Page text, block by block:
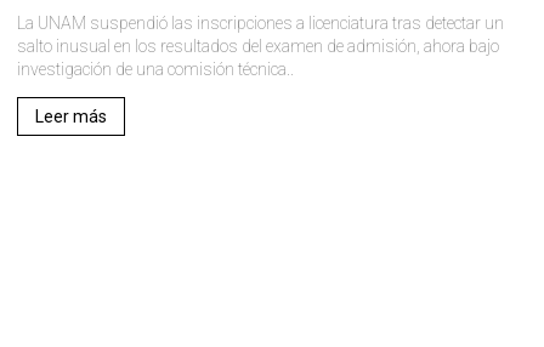
La UNAM suspendió las inscripciones a licenciatura tras detectar un
salto inusual en los resultados del examen de admisión, ahora bajo
investigación de una comisión técnica..
Leer más